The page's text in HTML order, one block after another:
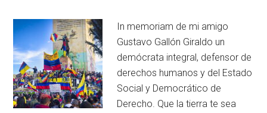
In memoriam de mi amigo
Gustavo Gallón Giraldo un
demócrata integral, defensor de
derechos humanos y del Estado
Social y Democrático de
Derecho. Que la tierra te sea